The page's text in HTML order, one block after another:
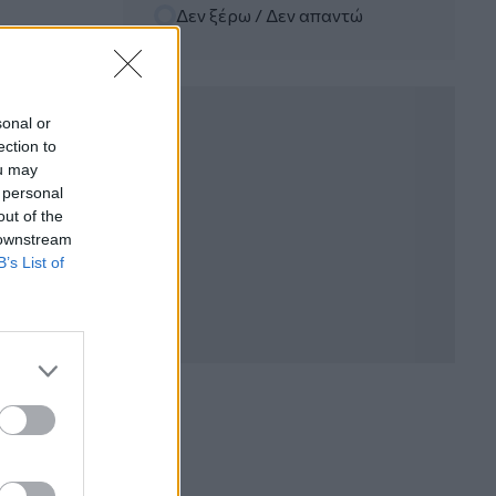
or
to
may
of the
List of
06.08.2026 - 12:22
Kavita Patel - PhARMA Innovation
Forum: Ένα στα πέντε καινοτόμα
Δεν ξέρω / Δεν απαντώ